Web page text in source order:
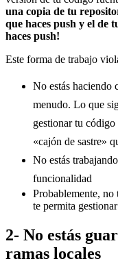
una copia de tu
que haces push y el de
haces push!
Este forma de trabajo
No estás haciendo
menudo. Lo que
gestionar tu
«cajón de sastre»
No estás
funcionalidad
Probablemente,
te permita
2- No estás
ramas locales